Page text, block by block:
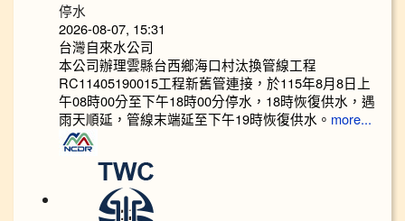
停水
2026-08-07, 15:31
台灣自來水公司
本公司辦理雲縣台西鄉海口村汰換管線工程
RC11405190015工程新舊管連接，於115年8月8日上
午08時00分至下午18時00分停水，18時恢復供水，遇
雨天順延，管線末端延至下午19時恢復供水。 more...